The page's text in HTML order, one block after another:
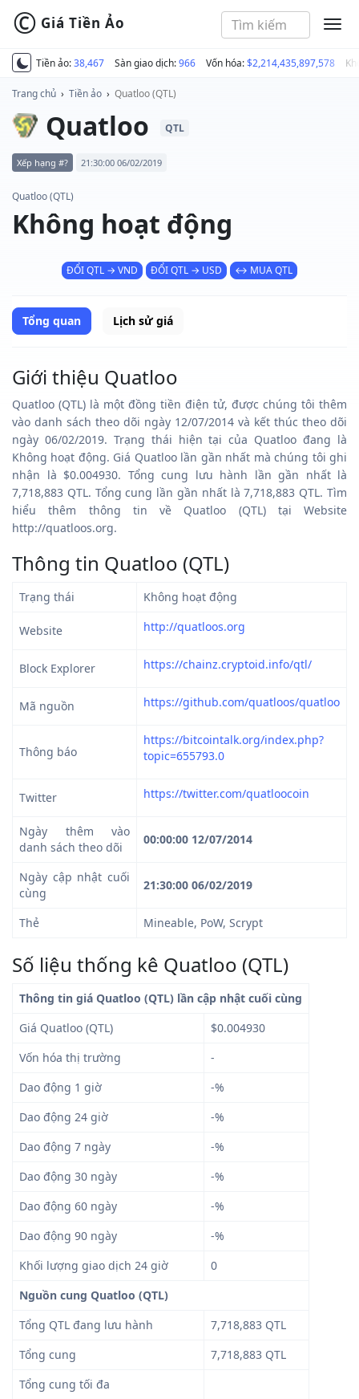
Tiền ảo:38,467 Sàn giao dịch:966 Vốn hóa:$2,214,435,897,578
© Giá Tiền Ảo
Trang chủ › Tiền ảo › Quatloo (QTL)
Quatloo QTL
Xếp hạng #? 21:30:00 06/02/2019
Quatloo (QTL)
Không hoạt động
ĐỔI QTL → VND ĐỔI QTL → USD ↔ MUA QTL
Tổng quan Lịch sử giá
Giới thiệu Quatloo
Quatloo (QTL) là một đồng tiền điện tử, được chúng tôi thêm
vào danh sách theo dõi ngày 12/07/2014 và kết thúc theo dõi
ngày 06/02/2019. Trạng thái hiện tại của Quatloo đang là
Không hoạt động. Giá Quatloo lần gần nhất mà chúng tôi ghi
nhận là $0.004930. Tổng cung lưu hành lần gần nhất là
7,718,883 QTL. Tổng cung lần gần nhất là 7,718,883 QTL. Tìm
hiểu thêm thông tin về Quatloo (QTL) tại Website
http://quatloos.org.
Thông tin Quatloo (QTL)
Trạng thái Không hoạt động
Website http://quatloos.org
Block Explorer https://chainz.cryptoid.info/qtl/
Mã nguồn https://github.com/quatloos/quatloo
Thông báo
https://bitcointalk.org/index.php?
topic=655793.0
Twitter https://twitter.com/quatloocoin
Ngày thêm vào
danh sách theo dõi
00:00:00 12/07/2014
Ngày cập nhật cuối
cùng
21:30:00 06/02/2019
Thẻ Mineable, PoW, Scrypt
Số liệu thống kê Quatloo (QTL)
Thông tin giá Quatloo (QTL) lần cập nhật cuối cùng
Giá Quatloo (QTL)
$0.004930
Vốn hóa thị trường
-
Dao động 1 giờ
-%
Dao động 24 giờ
-%
Dao động 7 ngày
-%
Dao động 30 ngày
-%
Dao động 60 ngày
-%
Dao động 90 ngày
-%
Khối lượng giao dịch 24 giờ
0
Nguồn cung Quatloo (QTL)
Tổng QTL đang lưu hành
7,718,883 QTL
Tổng cung
7,718,883 QTL
Tổng cung tối đa